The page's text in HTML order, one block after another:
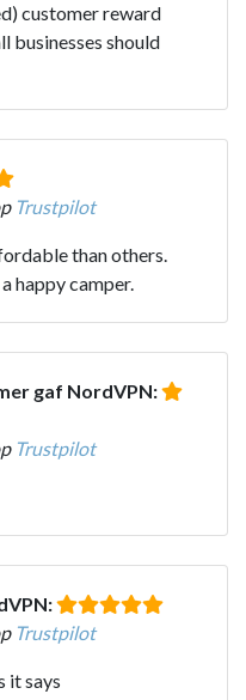
customer reward
businesses should
Trustpilot
than others.
happy camper.
gaf NordVPN:
Trustpilot
Trustpilot
it says